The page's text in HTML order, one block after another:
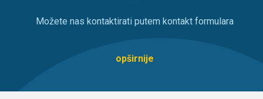
Možete nas kontaktirati putem kontakt formulara
opširnije